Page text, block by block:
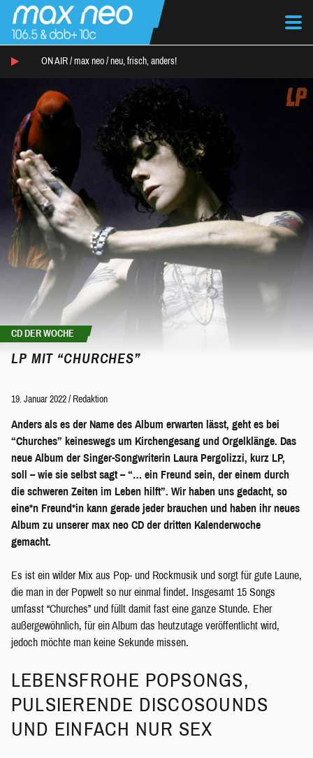
ON AIR / max neo / neu, frisch, anders!
CD DER WOCHE
LP MIT “CHURCHES”
19. Januar 2022 / Redaktion
Anders als es der Name des Album erwarten lässt, geht es bei
“Churches” keineswegs um Kirchengesang und Orgelklänge. Das
neue Album der Singer-Songwriterin Laura Pergolizzi, kurz LP,
soll – wie sie selbst sagt – “… ein Freund sein, der einem durch
die schweren Zeiten im Leben hilft”. Wir haben uns gedacht, so
eine*n Freund*in kann gerade jeder brauchen und haben ihr neues
Album zu unserer max neo CD der dritten Kalenderwoche
gemacht.
Es ist ein wilder Mix aus Pop- und Rockmusik und sorgt für gute Laune,
die man in der Popwelt so nur einmal findet. Insgesamt 15 Songs
umfasst “Churches” und füllt damit fast eine ganze Stunde. Eher
außergewöhnlich, für ein Album das heutzutage veröffentlicht wird,
jedoch möchte man keine Sekunde missen.
LEBENSFROHE POPSONGS,
PULSIERENDE DISCOSOUNDS
UND EINFACH NUR SEX